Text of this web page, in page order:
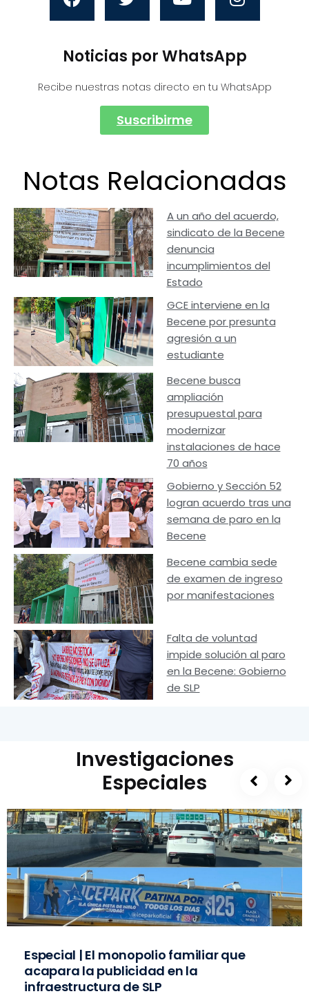
Noticias por WhatsApp
Recibe nuestras notas directo en tu WhatsApp
Suscribirme
Notas Relacionadas
A un año del acuerdo,
sindicato de la Becene
denuncia
incumplimientos del
Estado
GCE interviene en la
Becene por presunta
agresión a un
estudiante
Becene busca
ampliación
presupuestal para
modernizar
instalaciones de hace
70 años
Gobierno y Sección 52
logran acuerdo tras una
semana de paro en la
Becene
Becene cambia sede
de examen de ingreso
por manifestaciones
Falta de voluntad
impide solución al paro
en la Becene: Gobierno
de SLP
Investigaciones
Especiales
Especial | El monopolio familiar que
acapara la publicidad en la
infraestructura de SLP